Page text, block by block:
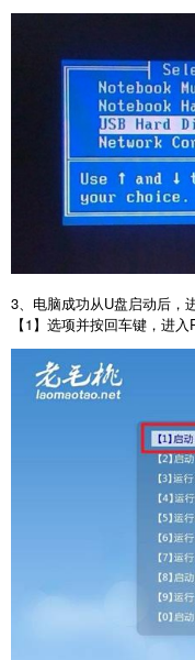
3、电脑成功从U盘启动后，
【1】选项并按回车键，进入